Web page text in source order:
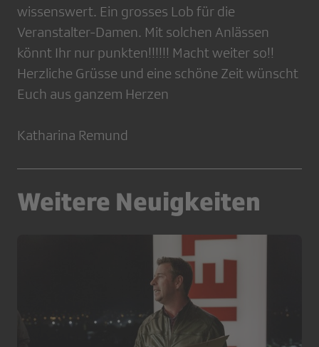
wissenswert. Ein grosses Lob für die
Veranstalter-Damen. Mit solchen Anlässen
könnt Ihr nur punkten!!!!!! Macht weiter so!!
Herzliche Grüsse und eine schöne Zeit wünscht
Euch aus ganzem Herzen
Katharina Remund
Weitere Neuigkeiten